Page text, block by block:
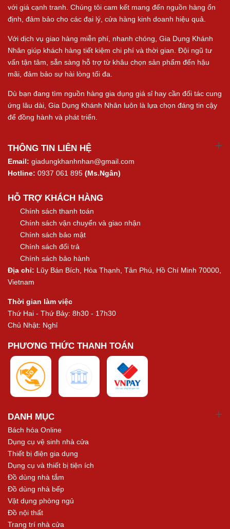
với giá cạnh tranh. Chúng tôi cam kết mang đến nguồn hàng ổn
định, đảm bảo cho các đại lý, cửa hàng kinh doanh hiệu quả.
Với dịch vụ giao hàng miễn phí, nhanh chóng, Gia Dụng Khánh
Nhân giúp khách hàng tiết kiệm chi phí và thời gian. Đội ngũ tư
vấn tận tâm, sẵn sàng hỗ trợ từ khâu chọn sản phẩm đến hậu
mãi, đảm bảo sự hài lòng tối đa.
Dù bạn đang tìm nguồn hàng gia dụng giá sỉ hay cần đối tác cung
ứng lâu dài, Gia Dụng Khánh Nhân luôn là lựa chọn đáng tin cậy
để đồng hành và phát triển.
THÔNG TIN LIÊN HỆ
Email: giadungkhanhnhan@gmail.com
Hotline: 0937 061 895 (Ms.Ngân)
HỖ TRỢ KHÁCH HÀNG
Chính sách thanh toán
Chính sách vận chuyển và giao nhận
Chính sách bảo mật
Chính sách đổi trả
Chính sách bảo hành
Địa chỉ: Lũy Bán Bích, Hòa Thạnh, Tân Phú, Hồ Chí Minh 70000,
Vietnam
Thời gian làm việc
Thứ Hai - Thứ Bảy: 8h30 - 17h30
Chủ Nhật: Nghỉ
PHƯƠNG THỨC THANH TOÁN
DANH MỤC
Bách hóa Online
Dụng cụ vệ sinh nhà cửa
Thiết bị điện gia dụng
Dụng cụ và thiết bị tiện ích
Đồ dùng nhà tắm
Đồ dùng nhà bếp
Vật dụng phòng ngủ
Đồ nội thất
Trang trí nhà cửa